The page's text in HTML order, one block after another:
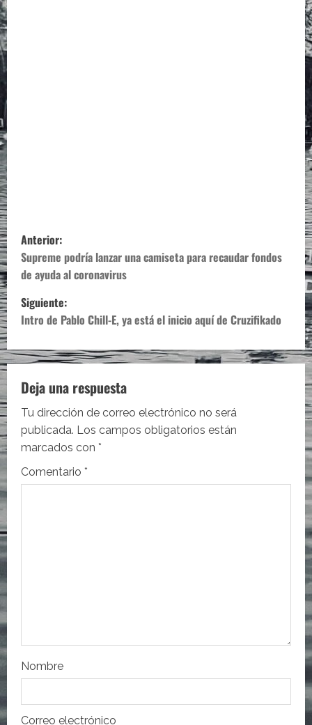
N
a
v
e
g
a
c
i
ó
t
r
a
Anterior:
Supreme podría lanzar una camiseta para recaudar fondos
de ayuda al coronavirus
Siguiente:
Intro de Pablo Chill-E, ya está el inicio aquí de Cruzifikado
Deja una respuesta
Tu dirección de correo electrónico no será
publicada. Los campos obligatorios están
marcados con *
Comentario *
Nombre
Correo electrónico